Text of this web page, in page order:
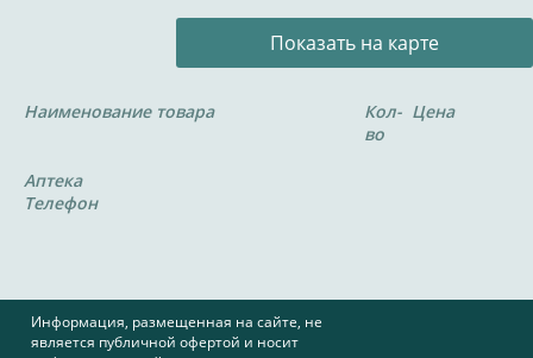
Показать на карте
Наименование товара
Кол-
во
Цена
Аптека
Телефон
Информация, размещенная на сайте, не
является публичной офертой и носит